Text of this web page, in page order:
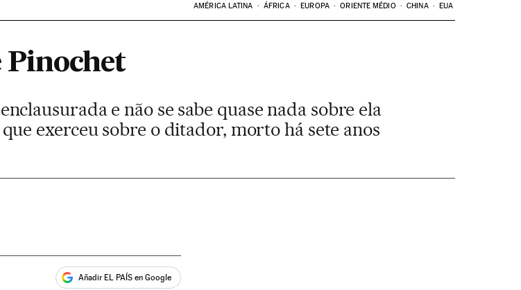
AMÉRICA LATINA ÁFRICA EUROPA ORIENTE MÉDIO CHINA EUA
Pinochet
e não se sabe quase nada sobre ela
exerceu sobre o ditador, morto há sete anos
Añadir EL PAÍS en Google